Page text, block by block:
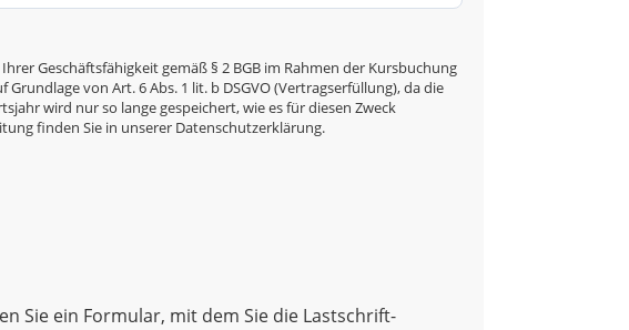
Geschäftsfähigkeit gemäß § 2 BGB im Rahmen der Kursbuchung
von Art. 6 Abs. 1 lit. b DSGVO (Vertragserfüllung), da die
wird nur so lange gespeichert, wie es für diesen Zweck
finden Sie in unserer Datenschutzerklärung.
Sie ein Formular, mit dem Sie die Lastschrift-